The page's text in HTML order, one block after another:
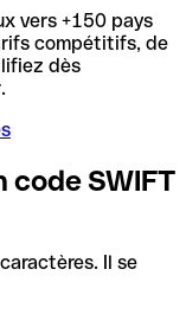
vers +150 pays
compétitifs, de
dès
code SWIFT
Il se